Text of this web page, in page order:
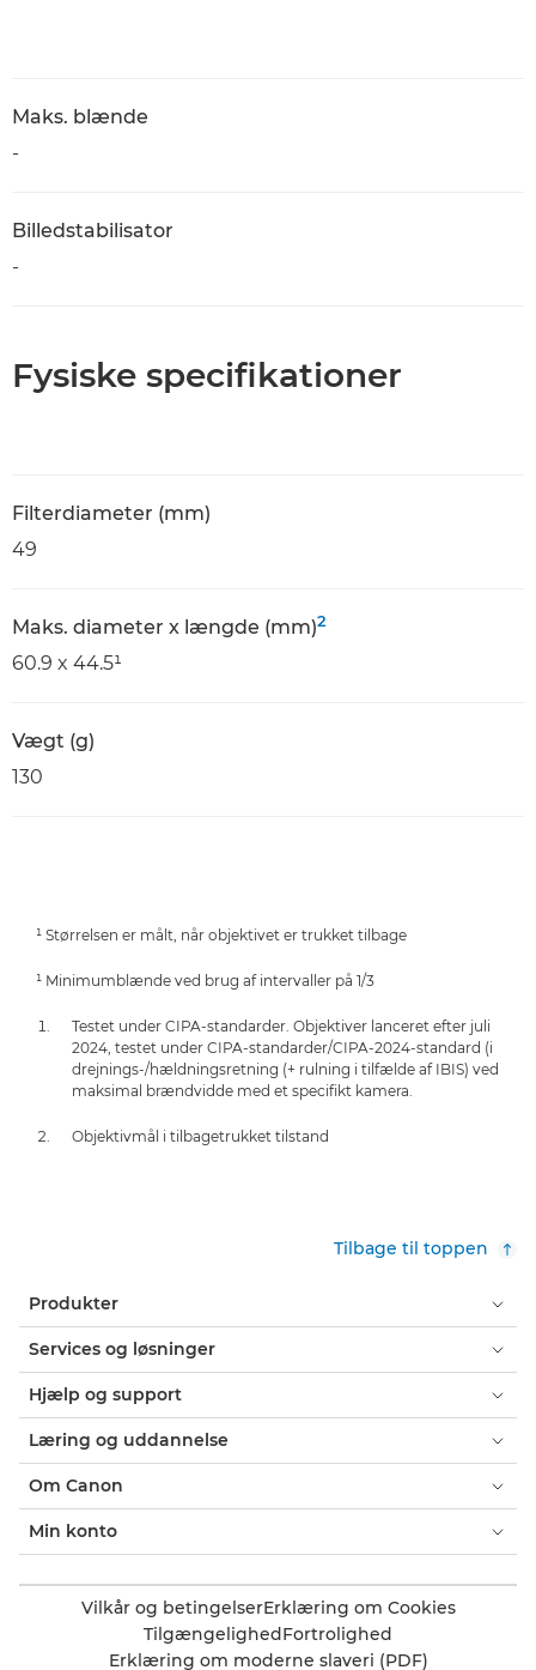
Maks. blænde
-
Billedstabilisator
-
Fysiske specifikationer
Filterdiameter (mm)
49
Maks. diameter x længde (mm)2
60.9 x 44.5¹
Vægt (g)
130
¹ Størrelsen er målt, når objektivet er trukket tilbage
¹ Minimumblænde ved brug af intervaller på 1/3
Testet under CIPA-standarder. Objektiver lanceret efter juli
2024, testet under CIPA-standarder/CIPA-2024-standard (i
drejnings-/hældningsretning (+ rulning i tilfælde af IBIS) ved
maksimal brændvidde med et specifikt kamera.
Objektivmål i tilbagetrukket tilstand
Tilbage til toppen
Produkter
Services og løsninger
Hjælp og support
Læring og uddannelse
Om Canon
Min konto
Vilkår og betingelserErklæring om Cookies
TilgængelighedFortrolighed
Erklæring om moderne slaveri (PDF)